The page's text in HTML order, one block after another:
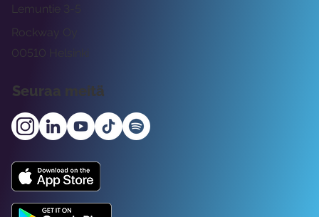
Rockway Oy
Lemuntie 3-5
00510 Helsinki
Seuraa meitä